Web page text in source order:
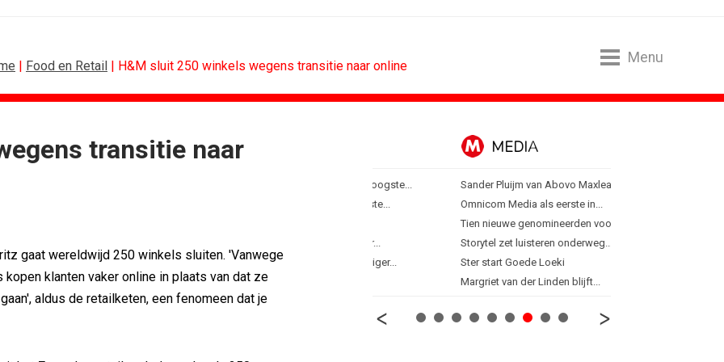
| Food en Retail | H&M sluit 250 winkels wegens transitie naar online
Menu
transitie naar
gaat wereldwijd 250 winkels sluiten. 'Vanwege
kopen klanten vaker online in plaats van dat ze
aldus de retailketen, een fenomeen dat je
in hart...
uit iconen
FOOD EN RETAIL
FSIN: Nederlanders eten uitbundiger...
[column] Wordt AI-labeling de...
Sander Pluijm van Abovo Maxlead naar...
Omnicom Media als eerste in...
Tien nieuwe genomineerden voor Ster...
Storytel zet luisteren onderweg...
Ster start Goede Loeki
Margriet van der Linden blijft...
Banken hervatten
Allianz Direct ‘kaapt’...